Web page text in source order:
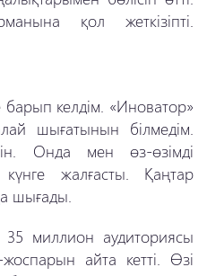
қол жеткізіпті.
келдім. «Иноватор»
шығатынын білмедім.
Онда мен өз-өзімді
жалғасты. Қаңтар
шығады.
миллион аудиториясы
айта кетті. Өзі